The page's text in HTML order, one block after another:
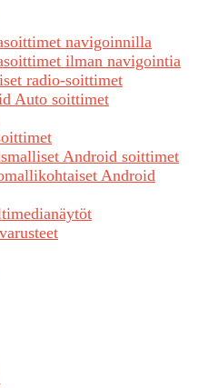
navigoinnilla
ilman navigointia
radio-soittimet
Auto soittimet
Android soittimet
Android